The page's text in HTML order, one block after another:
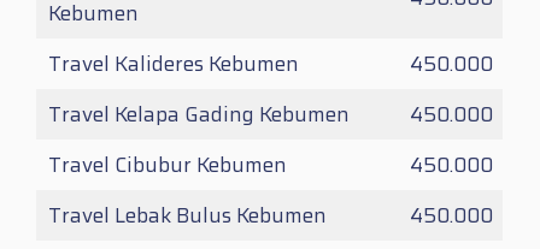
Kebumen
Travel Kalideres Kebumen
450.000
Travel Kelapa Gading Kebumen
450.000
Travel Cibubur Kebumen
450.000
Travel Lebak Bulus Kebumen
450.000